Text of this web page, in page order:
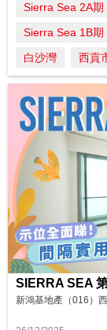
Sierra Sea 2A期
Sierra Sea 1B期
白沙灣
西貢